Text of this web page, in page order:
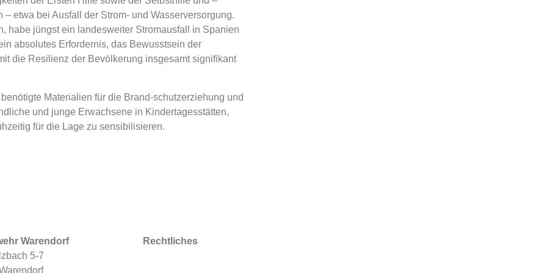
etwa bei Ausfall der Strom- und Wasserversorgung.
habe jüngst ein landesweiter Stromausfall in Spanien
absolutes Erfordernis, das Bewusstsein der
die Resilienz der Bevölkerung insgesamt signifikant
Materialien für die Brand-schutzerziehung und
und junge Erwachsene in Kindertagesstätten,
für die Lage zu sensibilisieren.
Warendorf
5-7
Rechtliches